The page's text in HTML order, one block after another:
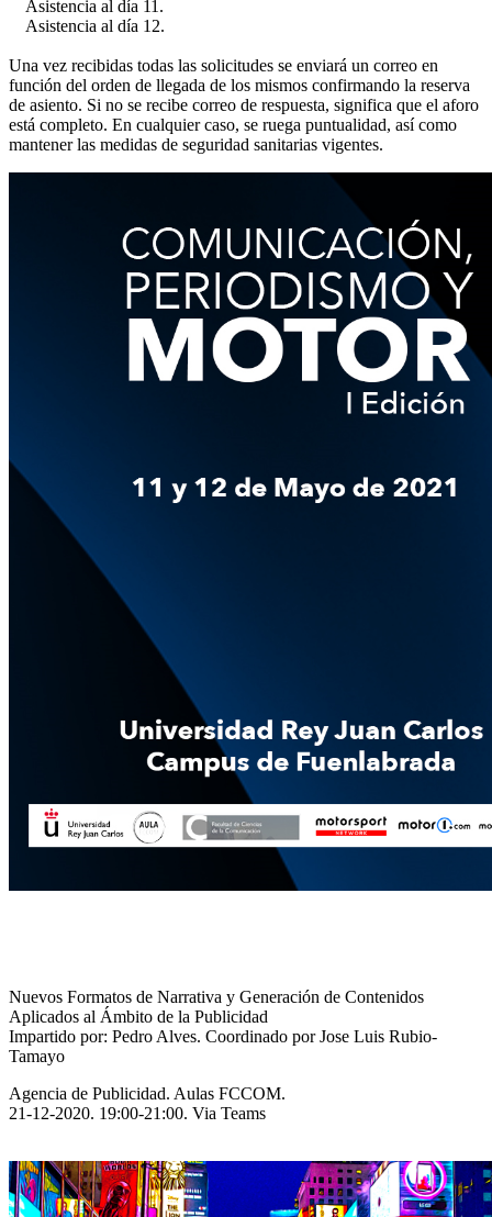
Asistencia al día 11.
Asistencia al día 12.
Una vez recibidas todas las solicitudes se enviará un correo en
función del orden de llegada de los mismos confirmando la reserva
de asiento. Si no se recibe correo de respuesta, significa que el aforo
está completo. En cualquier caso, se ruega puntualidad, así como
mantener las medidas de seguridad sanitarias vigentes.
Nuevos Formatos de Narrativa y Generación de Contenidos
Aplicados al Ámbito de la Publicidad
Impartido por: Pedro Alves. Coordinado por Jose Luis Rubio-
Tamayo
Agencia de Publicidad. Aulas FCCOM.
21-12-2020. 19:00-21:00. Via Teams